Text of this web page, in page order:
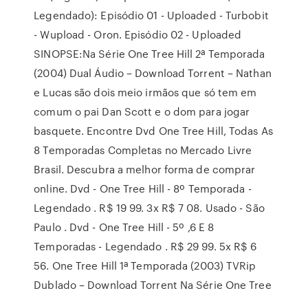
Legendado): Episódio 01 - Uploaded - Turbobit
- Wupload - Oron. Episódio 02 - Uploaded
SINOPSE:Na Série One Tree Hill 2ª Temporada
(2004) Dual Áudio – Download Torrent – Nathan
e Lucas são dois meio irmãos que só tem em
comum o pai Dan Scott e o dom para jogar
basquete. Encontre Dvd One Tree Hill, Todas As
8 Temporadas Completas no Mercado Livre
Brasil. Descubra a melhor forma de comprar
online. Dvd - One Tree Hill - 8º Temporada -
Legendado . R$ 19 99. 3x R$ 7 08. Usado - São
Paulo . Dvd - One Tree Hill - 5º ,6 E 8
Temporadas - Legendado . R$ 29 99. 5x R$ 6
56. One Tree Hill 1ª Temporada (2003) TVRip
Dublado – Download Torrent Na Série One Tree